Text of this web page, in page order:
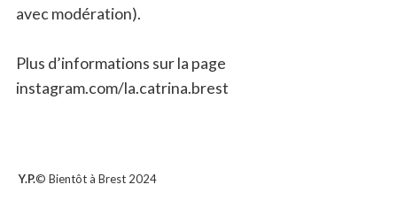
avec modération).
Plus d’informations sur la page
instagram.com/la.catrina.brest
Y.P.© Bientôt à Brest 2024